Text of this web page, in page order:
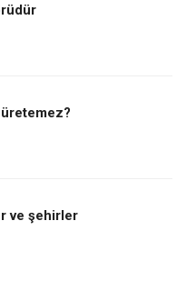
ve şehirler